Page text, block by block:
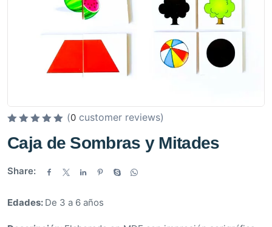
a
o
a
(0 customer reviews)
Caja de Sombras y Mitades
Share:
Edades: De 3 a 6 años